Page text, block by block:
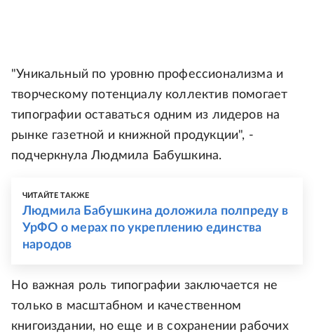
"Уникальный по уровню профессионализма и
творческому потенциалу коллектив помогает
типографии оставаться одним из лидеров на
рынке газетной и книжной продукции", -
подчеркнула Людмила Бабушкина.
ЧИТАЙТЕ ТАКЖЕ
Людмила Бабушкина доложила полпреду в
УрФО о мерах по укреплению единства
народов
Но важная роль типографии заключается не
только в масштабном и качественном
книгоиздании, но еще и в сохранении рабочих